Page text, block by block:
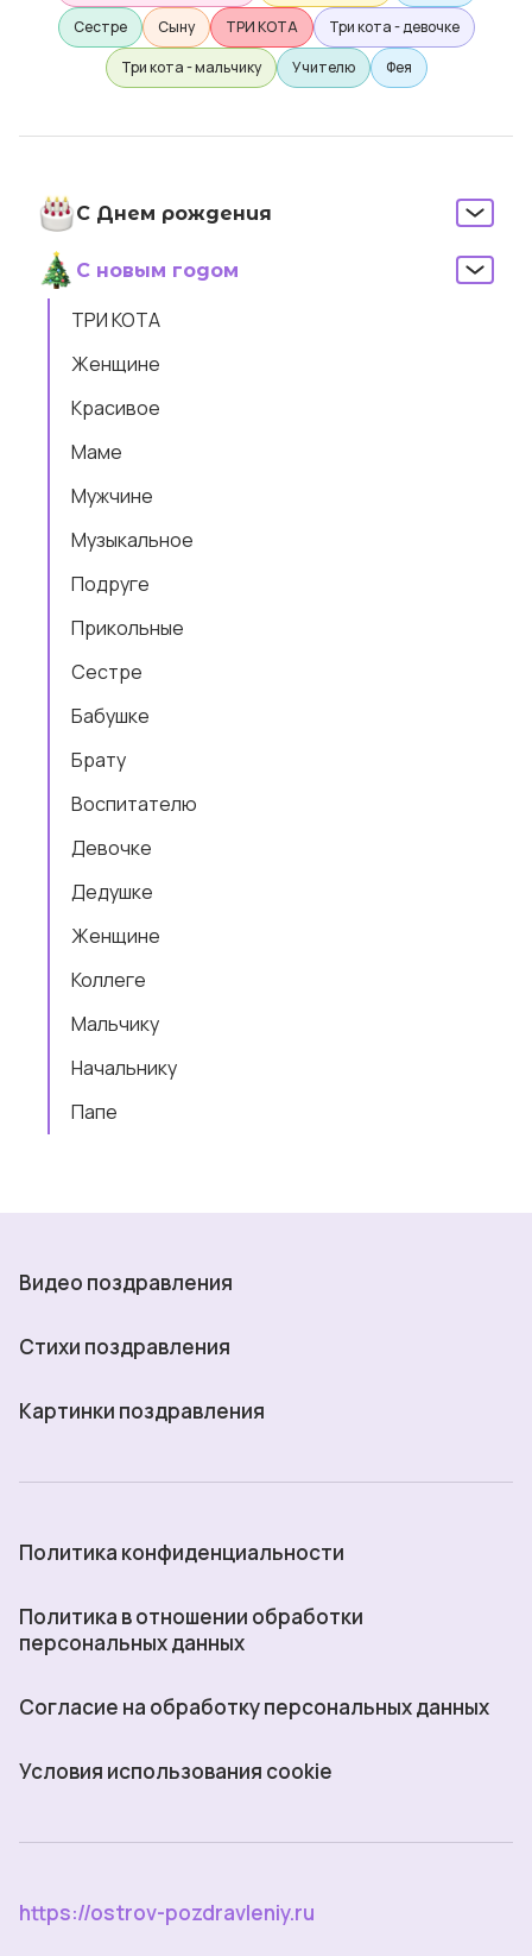
С Днем рождения
С новым годом
ТРИ КОТА
Женщине
Красивое
Маме
Мужчине
Музыкальное
Подруге
Прикольные
Сестре
Бабушке
Брату
Воспитателю
Девочке
Дедушке
Женщине
Коллеге
Мальчику
Начальнику
Папе
Сестре
Сыну ТРИ КОТА
Три кота - девочке
Три кота - мальчику
Учителю Фея
Видео поздравления
Стихи поздравления
Картинки поздравления
Политика конфиденциальности
Политика в отношении обработки
персональных данных
Согласие на обработку персональных данных
Условия использования cookie
https://ostrov-pozdravleniy.ru